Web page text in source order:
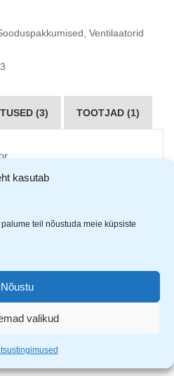
kasutab
teil nõustuda meie küpsiste
Nõustu
valikud
Ventilaatorid
(3) TOOTJAD (1)
kõrgust ja nurka
SMARTPOSTIGA, SIIS
PAKIAUTOMAATI!